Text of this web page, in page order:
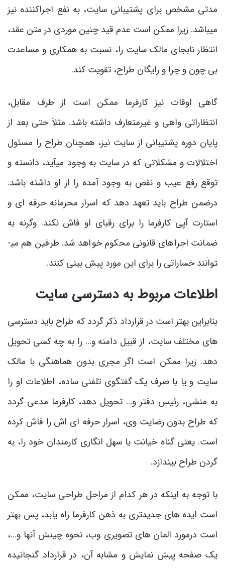
مدتی مشخص برای پشتیبانی سایت، به نفع اجراکننده نیز
می­باشد. زیرا ممکن است عدم قید چنین موردی در متن عقد،
انتظار نابجای مالک سایت را، نسبت به همکاری و مساعدت
بی چون و چرا و رایگان طراح، تقویت کند.
گاهی اوقات نیز کارفرما ممکن است از طرف مقابل،
انتظاراتی واهی و غیرمتعارف داشته باشد. مثلاَ حتی بعد از
پایان دوره پشتیبانی از سایت نیز، همچنان طراح را مسئول
اختلالات و مشکلاتی که در سایت به وجود می­آید، دانسته و
توقع رفع عیب و نقص به وجود آمده را از او داشته باشد.
درضمن طراح باید تعهد دهد که اسرار محرمانه حرفه ای و
استارت آپی کارفرما را برای رقبای او فاش نکند. وگرنه به
ضمانت اجراهای قانونی محکوم خواهد شد. طرفین هم می­
توانند خساراتی را برای این مورد پیش بینی کنند.
اطلاعات مربوط به دسترسی سایت
بنابراین بهتر است در قرارداد ذکر گردد که طراح باید دسترسی
های مختلف سایت، از قبیل دامنه و… را به چه کسی تحویل
دهد. زیرا ممکن است اگر مجری بدون هماهنگی با مالک
سایت و یا با صرف یک گفتگوی تلفنی ساده، اطلاعات او را
به منشی، رئیس دفتر و… تحویل دهد، کارفرما مدعی گردد
که طراح بدون رضایت وی، اسرار حرفه ای اش را فاش کرده
است. یعنی گناه خیانت یا سهل انگاری کارمندان خود را، به
گردن طراح بیندازد.
با توجه به اینکه در هر کدام از مراحل طراحی سایت، ممکن
است ایده های جدیدتری به ذهن کارفرما راه یابد، پس بهتر
است درمورد المان های تصویری وب، نحوه چینش آنها و…،
یک صفحه پیش نمایش و مشابه آن، در قرارداد گنجانیده